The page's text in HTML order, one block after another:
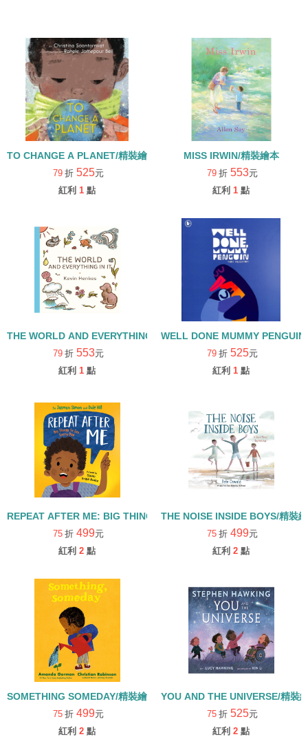
TO CHANGE A PLANET/精裝繪本
79 折 525元
紅利 1 點
MISS IRWIN/精裝繪本
79 折 553元
紅利 1 點
THE WORLD AND EVERYTHING IN IT/精裝繪本
79 折 553元
紅利 1 點
WELL DONE MUMMY
79 折 525元
紅利 1 點
REPEAT AFTER ME: BIG THINGS TO SAY EVERY DAY/精裝繪本
75 折 499元
紅利 2 點
THE NOISE INSIDE BOYS/精裝
75 折 499元
紅利 2 點
SOMETHING SOMEDAY/精裝繪本
75 折 499元
紅利 2 點
YOU AND THE UNIVERSE/精裝
75 折 525元
紅利 2 點